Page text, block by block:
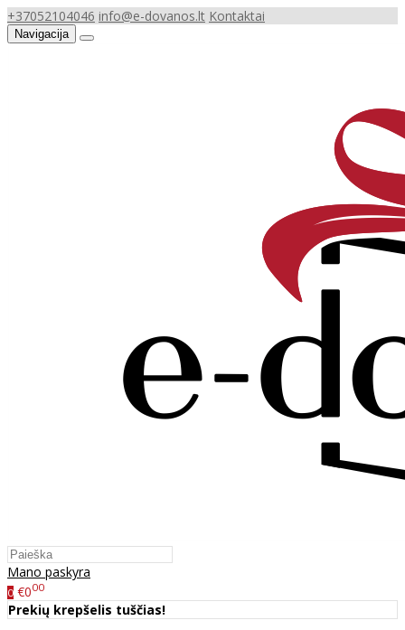
+37052104046 info@e-dovanos.lt Kontaktai
Navigacija
Mano paskyra
0 €000
Prekių krepšelis tuščias!